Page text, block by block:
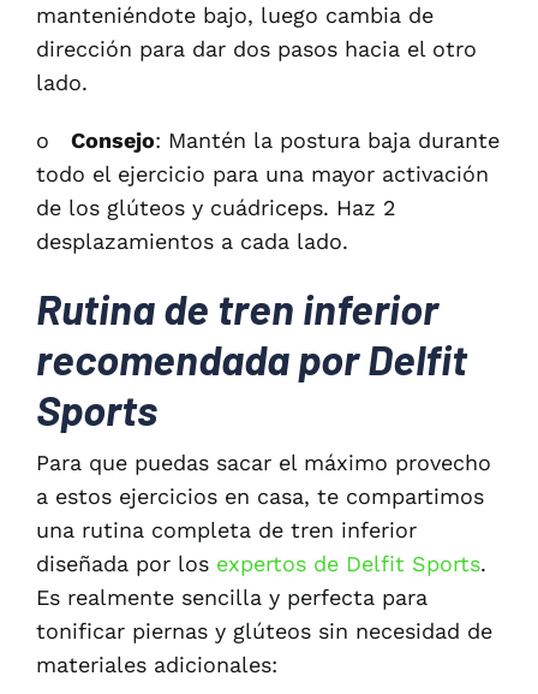
manteniéndote bajo, luego cambia de
dirección para dar dos pasos hacia el otro
lado.
o Consejo: Mantén la postura baja durante
todo el ejercicio para una mayor activación
de los glúteos y cuádriceps. Haz 2
desplazamientos a cada lado.
Rutina de tren inferior
recomendada por Delfit
Sports
Para que puedas sacar el máximo provecho
a estos ejercicios en casa, te compartimos
una rutina completa de tren inferior
diseñada por los expertos de Delfit Sports.
Es realmente sencilla y perfecta para
tonificar piernas y glúteos sin necesidad de
materiales adicionales: